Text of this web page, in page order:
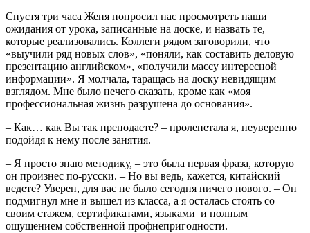
Спустя три часа Женя попросил нас просмотреть наши
ожидания от урока, записанные на доске, и назвать те,
которые реализовались. Коллеги рядом заговорили, что
«выучили ряд новых слов», «поняли, как составить деловую
презентацию английском», «получили массу интересной
информации». Я молчала, таращась на доску невидящим
взглядом. Мне было нечего сказать, кроме как «моя
профессиональная жизнь разрушена до основания».
– Как… как Вы так преподаете? – пролепетала я, неуверенно
подойдя к нему после занятия.
– Я просто знаю методику, – это была первая фраза, которую
он произнес по-русски. – Но вы ведь, кажется, китайский
ведете? Уверен, для вас не было сегодня ничего нового. – Он
подмигнул мне и вышел из класса, а я осталась стоять со
своим стажем, сертификатами, языками и полным
ощущением собственной профнепригодности.